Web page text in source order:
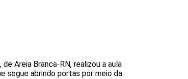
Areia Branca-RN, realizou a aula
segue abrindo portas por meio da